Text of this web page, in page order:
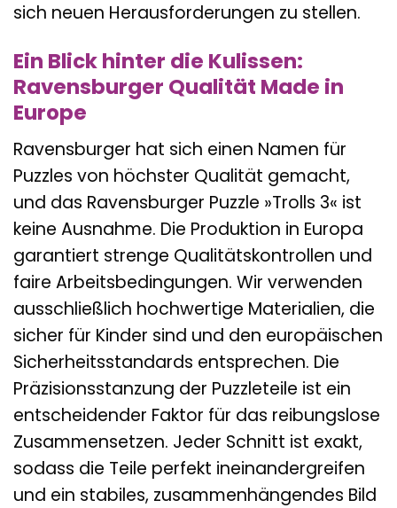
sich neuen Herausforderungen zu stellen.
Ein Blick hinter die Kulissen:
Ravensburger Qualität Made in
Europe
Ravensburger hat sich einen Namen für
Puzzles von höchster Qualität gemacht,
und das Ravensburger Puzzle »Trolls 3« ist
keine Ausnahme. Die Produktion in Europa
garantiert strenge Qualitätskontrollen und
faire Arbeitsbedingungen. Wir verwenden
ausschließlich hochwertige Materialien, die
sicher für Kinder sind und den europäischen
Sicherheitsstandards entsprechen. Die
Präzisionsstanzung der Puzzleteile ist ein
entscheidender Faktor für das reibungslose
Zusammensetzen. Jeder Schnitt ist exakt,
sodass die Teile perfekt ineinandergreifen
und ein stabiles, zusammenhängendes Bild